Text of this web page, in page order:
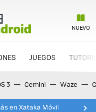
NUEVO
JUEGOS
3 Gemini Waze
en Xataka Móvil